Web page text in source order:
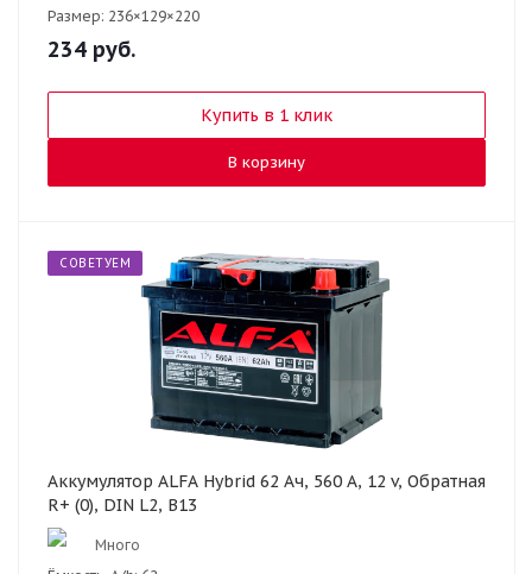
Размер: 236×129×220
234 руб.
Купить в 1 клик
В корзину
СОВЕТУЕМ
Аккумулятор ALFA Hybrid 62 Ач, 560 А, 12 v, Обратная
R+ (0), DIN L2, B13
Много